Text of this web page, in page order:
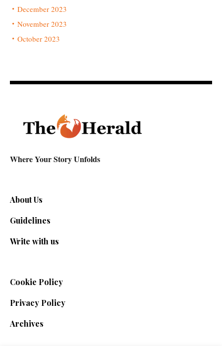
December 2023
November 2023
October 2023
Where Your Story Unfolds
About Us
Guidelines
Write with us
Cookie Policy
Privacy Policy
Archives